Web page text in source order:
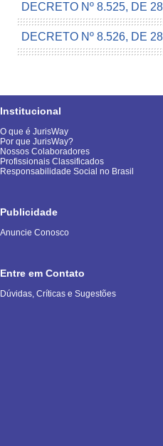
DECRETO Nº 8.525, DE
DECRETO Nº 8.526, DE
Institucional
O que é JurisWay
Por que JurisWay?
Nossos Colaboradores
Profissionais Classificados
Responsabilidade Social no Brasil
Publicidade
Anuncie Conosco
Entre em Contato
Dúvidas, Críticas e Sugestões